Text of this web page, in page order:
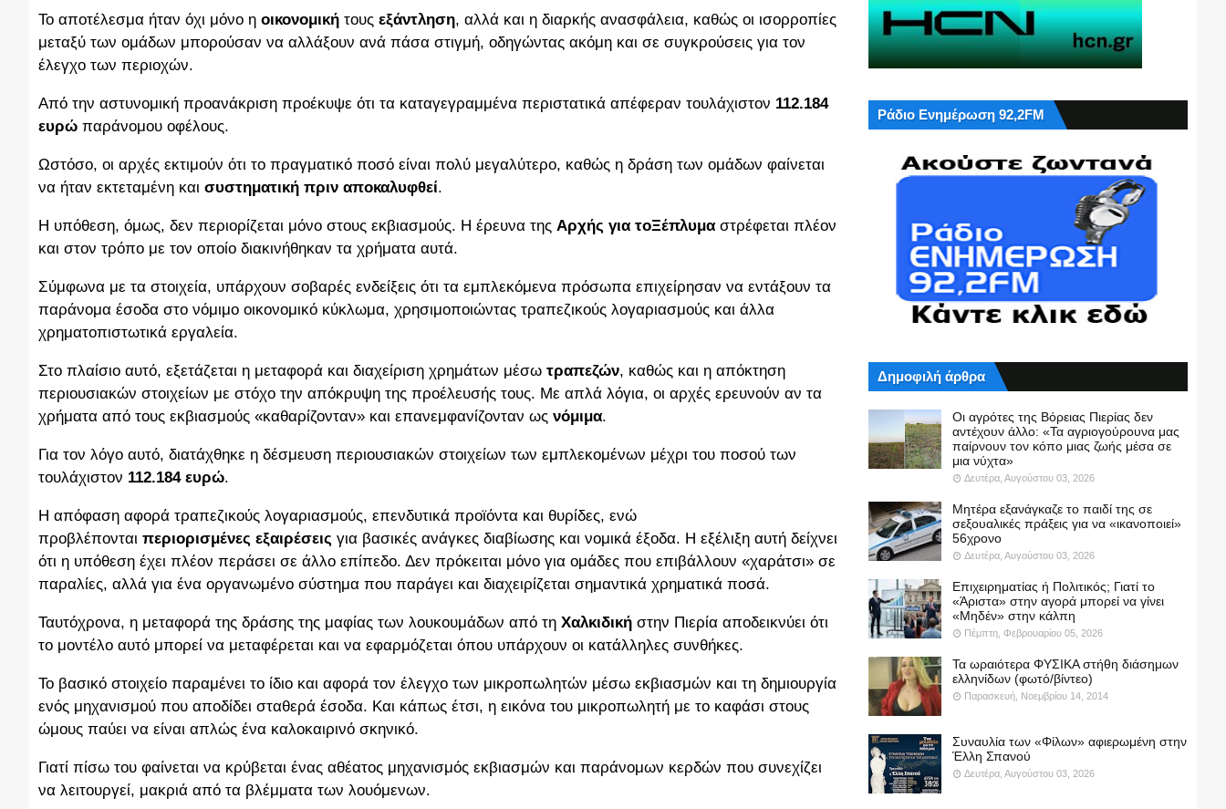
Το αποτέλεσμα ήταν όχι μόνο η οικονομική τους εξάντληση, αλλά και η διαρκής ανασφάλεια, καθώς οι ισορροπίες
μεταξύ των ομάδων μπορούσαν να αλλάξουν ανά πάσα στιγμή, οδηγώντας ακόμη και σε συγκρούσεις για τον
έλεγχο των περιοχών.
Από την αστυνομική προανάκριση προέκυψε ότι τα καταγεγραμμένα περιστατικά απέφεραν τουλάχιστον 112.184
ευρώ παράνομου οφέλους.
Ωστόσο, οι αρχές εκτιμούν ότι το πραγματικό ποσό είναι πολύ μεγαλύτερο, καθώς η δράση των ομάδων φαίνεται
να ήταν εκτεταμένη και συστηματική πριν αποκαλυφθεί.
Η υπόθεση, όμως, δεν περιορίζεται μόνο στους εκβιασμούς. Η έρευνα της Αρχής για τοΞέπλυμα στρέφεται πλέον
και στον τρόπο με τον οποίο διακινήθηκαν τα χρήματα αυτά.
Σύμφωνα με τα στοιχεία, υπάρχουν σοβαρές ενδείξεις ότι τα εμπλεκόμενα πρόσωπα επιχείρησαν να εντάξουν τα
παράνομα έσοδα στο νόμιμο οικονομικό κύκλωμα, χρησιμοποιώντας τραπεζικούς λογαριασμούς και άλλα
χρηματοπιστωτικά εργαλεία.
Στο πλαίσιο αυτό, εξετάζεται η μεταφορά και διαχείριση χρημάτων μέσω τραπεζών, καθώς και η απόκτηση
περιουσιακών στοιχείων με στόχο την απόκρυψη της προέλευσής τους. Με απλά λόγια, οι αρχές ερευνούν αν τα
χρήματα από τους εκβιασμούς «καθαρίζονταν» και επανεμφανίζονταν ως νόμιμα.
Για τον λόγο αυτό, διατάχθηκε η δέσμευση περιουσιακών στοιχείων των εμπλεκομένων μέχρι του ποσού των
τουλάχιστον 112.184 ευρώ.
Η απόφαση αφορά τραπεζικούς λογαριασμούς, επενδυτικά προϊόντα και θυρίδες, ενώ
προβλέπονται περιορισμένες εξαιρέσεις για βασικές ανάγκες διαβίωσης και νομικά έξοδα. Η εξέλιξη αυτή δείχνει
ότι η υπόθεση έχει πλέον περάσει σε άλλο επίπεδο. Δεν πρόκειται μόνο για ομάδες που επιβάλλουν «χαράτσι» σε
παραλίες, αλλά για ένα οργανωμένο σύστημα που παράγει και διαχειρίζεται σημαντικά χρηματικά ποσά.
Ταυτόχρονα, η μεταφορά της δράσης της μαφίας των λουκουμάδων από τη Χαλκιδική στην Πιερία αποδεικνύει ότι
το μοντέλο αυτό μπορεί να μεταφέρεται και να εφαρμόζεται όπου υπάρχουν οι κατάλληλες συνθήκες.
Το βασικό στοιχείο παραμένει το ίδιο και αφορά τον έλεγχο των μικροπωλητών μέσω εκβιασμών και τη δημιουργία
ενός μηχανισμού που αποδίδει σταθερά έσοδα. Και κάπως έτσι, η εικόνα του μικροπωλητή με το καφάσι στους
ώμους παύει να είναι απλώς ένα καλοκαιρινό σκηνικό.
Γιατί πίσω του φαίνεται να κρύβεται ένας αθέατος μηχανισμός εκβιασμών και παράνομων κερδών που συνεχίζει
να λειτουργεί, μακριά από τα βλέμματα των λουόμενων.
Ράδιο Ενημέρωση 92,2FM
Δημοφιλή άρθρα
Οι αγρότες της Βόρειας Πιερίας δεν
αντέχουν άλλο: «Τα αγριογούρουνα μας
παίρνουν τον κόπο μιας ζωής μέσα σε
μια νύχτα»
Δευτέρα, Αυγούστου 03, 2026
Μητέρα εξανάγκαζε το παιδί της σε
σεξουαλικές πράξεις για να «ικανοποιεί»
56χρονο
Δευτέρα, Αυγούστου 03, 2026
Επιχειρηματίας ή Πολιτικός; Γιατί το
«Άριστα» στην αγορά μπορεί να γίνει
«Μηδέν» στην κάλπη
Πέμπτη, Φεβρουαρίου 05, 2026
Τα ωραιότερα ΦΥΣΙΚΑ στήθη διάσημων
ελληνίδων (φωτό/βίντεο)
Παρασκευή, Νοεμβρίου 14, 2014
Συναυλία των «Φίλων» αφιερωμένη στην
Έλλη Σπανού
Δευτέρα, Αυγούστου 03, 2026